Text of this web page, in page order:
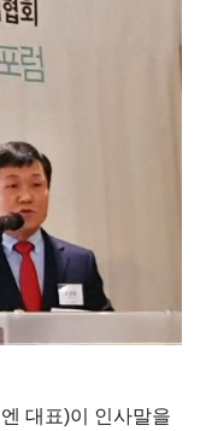
대표)이 인사말을